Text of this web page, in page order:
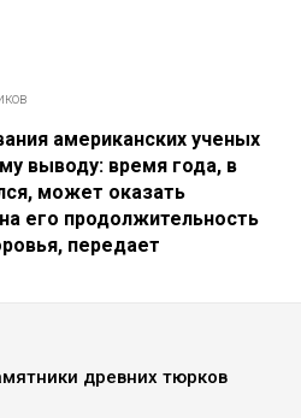
американских ученых
выводу: время года, в
может оказать
его продолжительность
передает
древних тюрков